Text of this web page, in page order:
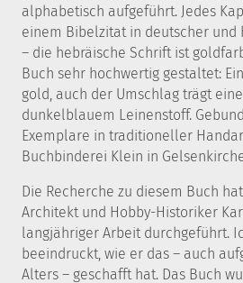
alphabetisch aufgeführt. Jedes
einem Bibelzitat in deutscher und
– die hebräische Schrift ist
Buch sehr hochwertig gestaltet:
gold, auch der Umschlag trägt
dunkelblauem Leinenstoff.
Exemplare in traditioneller
Buchbinderei Klein in
Die Recherche zu diesem Buch
Architekt und Hobby-Historiker
langjähriger Arbeit durchgeführt.
beeindruckt, wie er das – auch
Alters – geschafft hat. Das Buch